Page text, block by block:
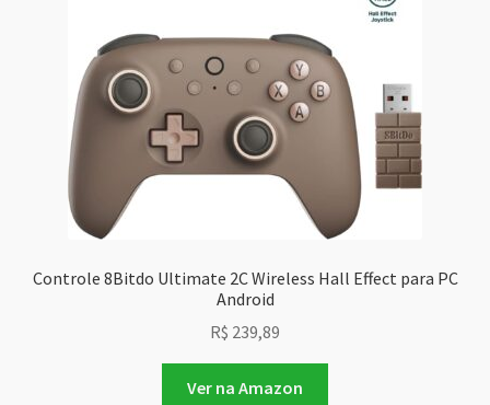
Controle 8Bitdo Ultimate 2C Wireless Hall Effect para PC
Android
R$ 239,89
Ver na Amazon